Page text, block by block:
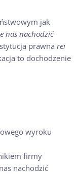
jak
nas nachodzić
prawna rei
to dochodzenie
wyroku
firmy
nachodzić